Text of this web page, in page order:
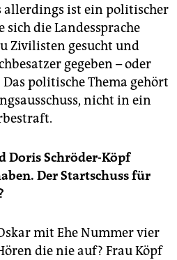
allerdings ist ein politischer
sich die Landessprache
Zivilisten gesucht und
gegeben – oder
politische Thema gehört
nicht in ein
Doris Schröder-Köpf
Der Startschuss für
mit Ehe Nummer vier
die nie auf? Frau Köpf